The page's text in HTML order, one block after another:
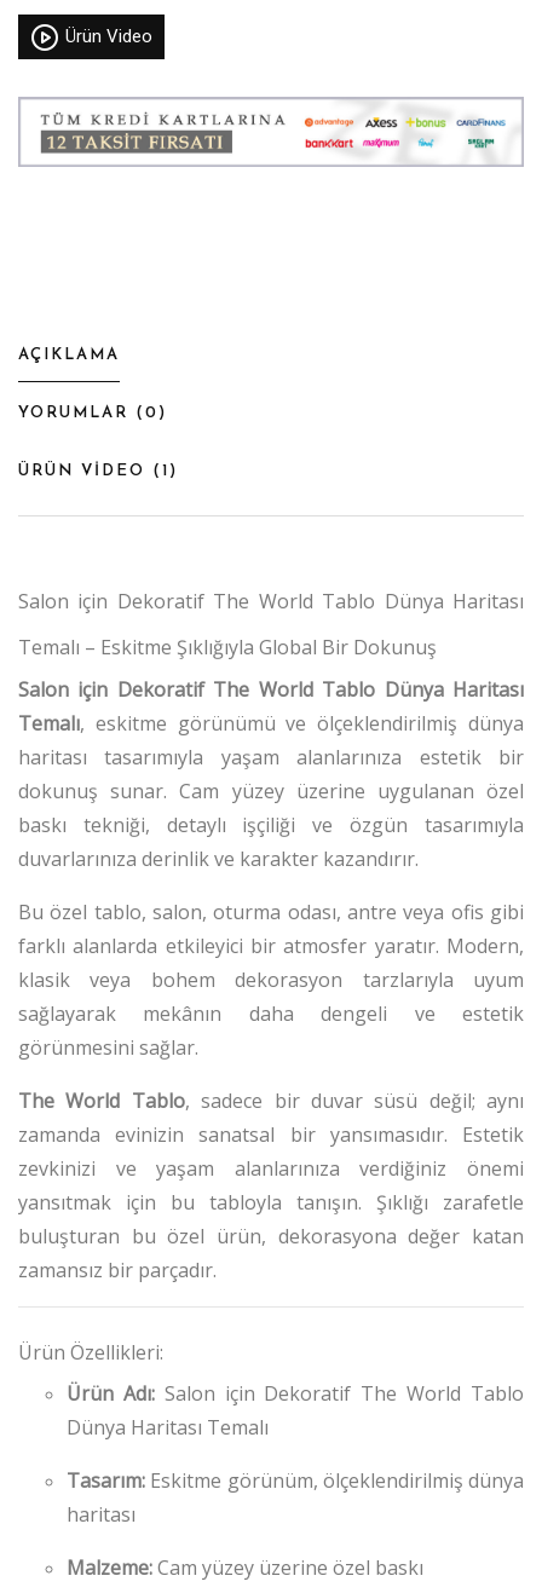
Ürün Video
AÇIKLAMA
YORUMLAR ( 0 )
ÜRÜN VİDEO ( 1 )
Salon için Dekoratif The World Tablo Dünya Haritası
Temalı – Eskitme Şıklığıyla Global Bir Dokunuş
Salon için Dekoratif The World Tablo Dünya Haritası
Temalı, eskitme görünümü ve ölçeklendirilmiş dünya
haritası tasarımıyla yaşam alanlarınıza estetik bir
dokunuş sunar. Cam yüzey üzerine uygulanan özel
baskı tekniği, detaylı işçiliği ve özgün tasarımıyla
duvarlarınıza derinlik ve karakter kazandırır.
Bu özel tablo, salon, oturma odası, antre veya ofis gibi
farklı alanlarda etkileyici bir atmosfer yaratır. Modern,
klasik veya bohem dekorasyon tarzlarıyla uyum
sağlayarak mekânın daha dengeli ve estetik
görünmesini sağlar.
The World Tablo, sadece bir duvar süsü değil; aynı
zamanda evinizin sanatsal bir yansımasıdır.
Estetik
zevkinizi ve yaşam alanlarınıza verdiğiniz önemi
yansıtmak için bu tabloyla tanışın.
Şıklığı zarafetle
buluşturan bu özel ürün, dekorasyona değer katan
zamansız bir parçadır.
Ürün Özellikleri:
Ürün Adı: Salon için Dekoratif The World Tablo
Dünya Haritası Temalı
Tasarım: Eskitme görünüm, ölçeklendirilmiş dünya
haritası
Malzeme:Cam yüzey üzerine özel baskı